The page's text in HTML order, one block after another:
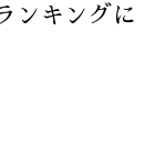
ンキングに